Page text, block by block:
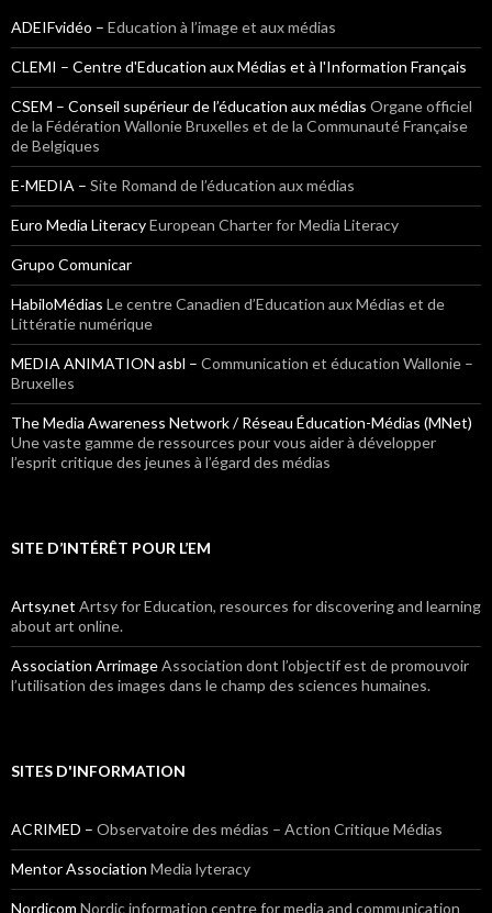
ADEIFvidéo – Education à l’image et aux médias
CLEMI – Centre d'Education aux Médias et à l'Information Français
CSEM – Conseil supérieur de l’éducation aux médias Organe officiel
de la Fédération Wallonie Bruxelles et de la Communauté Française
de Belgiques
E-MEDIA – Site Romand de l’éducation aux médias
Euro Media LiteracyEuropean Charter for Media Literacy
Grupo Comunicar
HabiloMédias Le centre Canadien d’Education aux Médias et de
Littératie numérique
MEDIA ANIMATION asbl – Communication et éducation Wallonie –
Bruxelles
The Media Awareness Network / Réseau Éducation-Médias (MNet)
Une vaste gamme de ressources pour vous aider à développer
l’esprit critique des jeunes à l’égard des médias
SITE D’INTÉRÊT POUR L’EM
Artsy.net Artsy for Education, resources for discovering and learning
about art online.
Association ArrimageAssociation dont l’objectif est de promouvoir
l’utilisation des images dans le champ des sciences humaines.
SITES D'INFORMATION
ACRIMED – Observatoire des médias – Action Critique Médias
Mentor Association Media lyteracy
Nordicom Nordic information centre for media and communication